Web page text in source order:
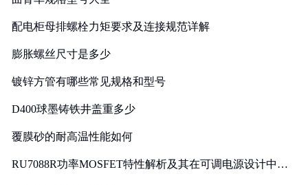
配电柜母排螺栓力矩要求及连接规范详解
膨胀螺丝尺寸是多少
镀锌方管有哪些常见规格和型号
D400球墨铸铁井盖重多少
覆膜砂的耐高温性能如何
RU7088R功率MOSFET特性解析及其在可调电源设计中的